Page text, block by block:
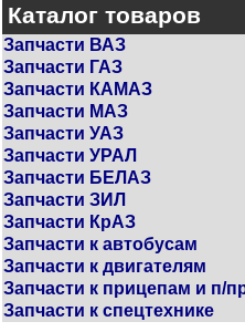
Каталог товаров
Запчасти ВАЗ
Запчасти ГАЗ
Запчасти КАМАЗ
Запчасти МАЗ
Запчасти УАЗ
Запчасти УРАЛ
Запчасти БЕЛАЗ
Запчасти ЗИЛ
Запчасти КрАЗ
Запчасти к автобусам
Запчасти к двигателям
Запчасти к прицепам и п/
Запчасти к спецтехнике